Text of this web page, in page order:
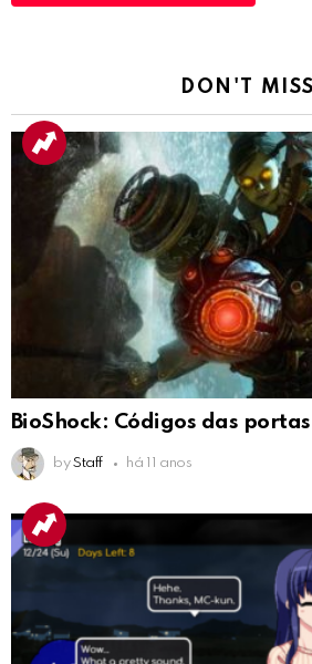
DON'T MISS
BioShock: Códigos das portas
by Staff há 11 anos